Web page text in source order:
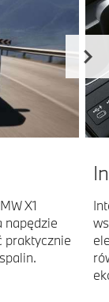
X1
napędzie
praktycznie